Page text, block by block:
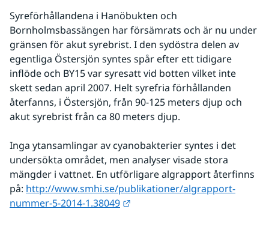
Syreförhållandena i Hanöbukten och
Bornholmsbassängen har försämrats och är nu under
gränsen för akut syrebrist. I den sydöstra delen av
egentliga Östersjön syntes spår efter ett tidigare
inflöde och BY15 var syresatt vid botten vilket inte
skett sedan april 2007. Helt syrefria förhållanden
återfanns, i Östersjön, från 90-125 meters djup och
akut syrebrist från ca 80 meters djup.
Inga ytansamlingar av cyanobakterier syntes i det
undersökta området, men analyser visade stora
mängder i vattnet. En utförligare algrapport återfinns
på: http://www.smhi.se/publikationer/algrapport-
nummer-5-2014-1.38049